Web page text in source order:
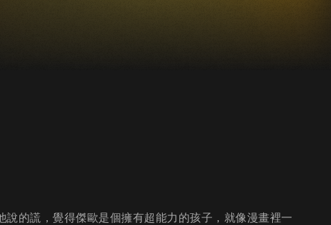
的謊，覺得傑歐是個擁有超能力的孩子，就像漫畫裡一